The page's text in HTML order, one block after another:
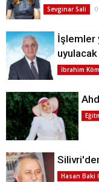
Sevginar Sali
İşlemler
İbrahim
Hasan Baki